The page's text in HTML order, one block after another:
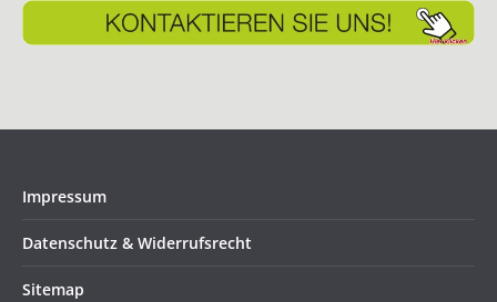
Impressum
Datenschutz & Widerrufsrecht
Sitemap